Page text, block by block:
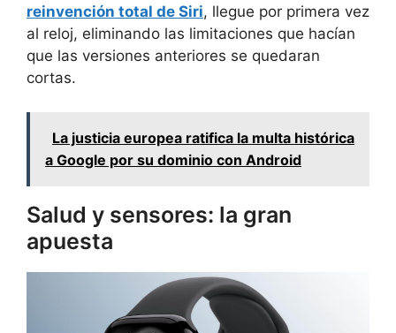
reinvención total de Siri, llegue por primera vez
al reloj, eliminando las limitaciones que hacían
que las versiones anteriores se quedaran
cortas.
La justicia europea ratifica la multa histórica
a Google por su dominio con Android
Salud y sensores: la gran
apuesta